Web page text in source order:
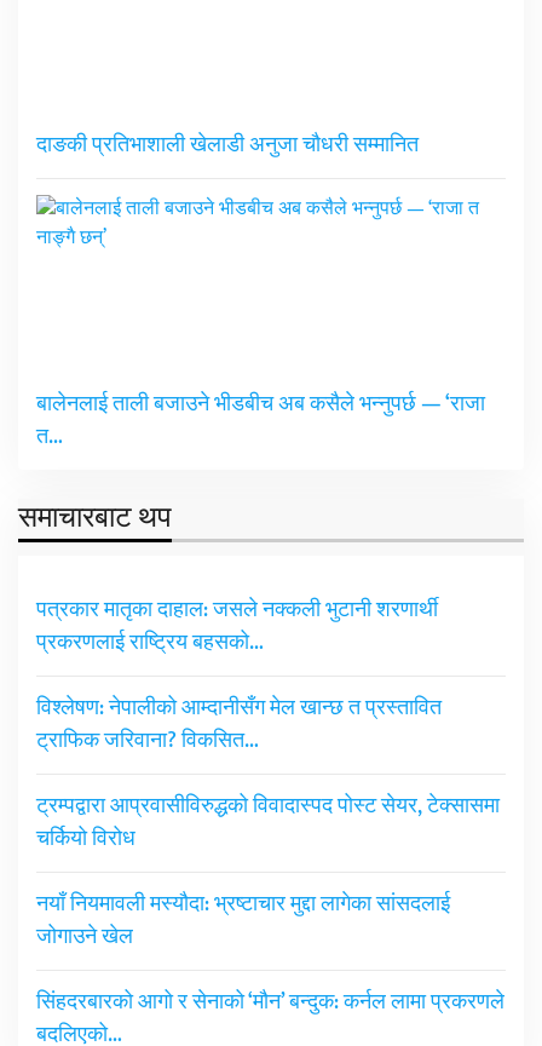
दाङकी प्रतिभाशाली खेलाडी अनुजा चौधरी सम्मानित
बालेनलाई ताली बजाउने भीडबीच अब कसैले भन्नुपर्छ — ‘राजा
त…
समाचारबाट थप
पत्रकार मातृका दाहाल: जसले नक्कली भुटानी शरणार्थी
प्रकरणलाई राष्ट्रिय बहसको…
विश्लेषण: नेपालीको आम्दानीसँग मेल खान्छ त प्रस्तावित
ट्राफिक जरिवाना? विकसित…
ट्रम्पद्वारा आप्रवासीविरुद्धको विवादास्पद पोस्ट सेयर, टेक्सासमा
चर्कियो विरोध
नयाँ नियमावली मस्यौदा: भ्रष्टाचार मुद्दा लागेका सांसदलाई
जोगाउने खेल
सिंहदरबारको आगो र सेनाको ‘मौन’ बन्दुक: कर्नल लामा प्रकरणले
बदलिएको…